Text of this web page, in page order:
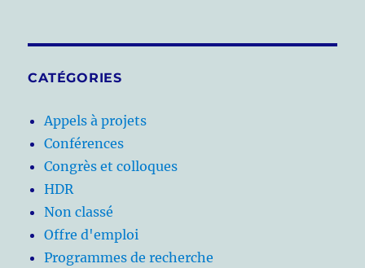
CATÉGORIES
Appels à projets
Conférences
Congrès et colloques
HDR
Non classé
Offre d'emploi
Programmes de recherche